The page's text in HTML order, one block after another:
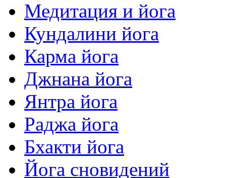
Медитация и йога
Кундалини йога
Карма йога
Джнана йога
Янтра йога
Раджа йога
Бхакти йога
Йога сновидений